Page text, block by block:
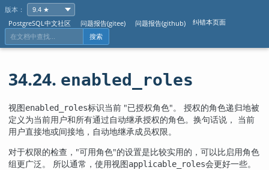
版本：
PostgreSQL中文社区
问题报告(gitee) 问题报告(github) 纠错本页面
搜索
34.24. enabled_roles
视图enabled_roles标识当前 "已授权角色"。 授权的角色递归地被
定义为当前用户和所有通过自动继承授权的角色。换句话说， 当前
用户直接地或间接地，自动地继承成员权限。
对于权限的检查， "可用角色"的设置是比较实用的，可以比启用角色
组更广泛。 所以通常，使用视图applicable_roles会更好一些。